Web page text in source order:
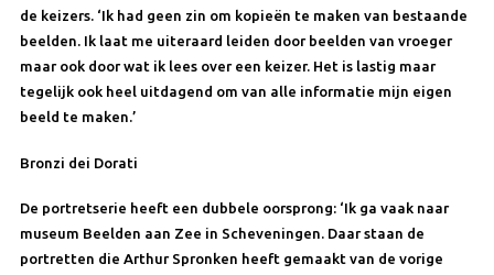
de keizers. ‘Ik had geen zin om kopieën te maken van bestaande
beelden. Ik laat me uiteraard leiden door beelden van vroeger
maar ook door wat ik lees over een keizer. Het is lastig maar
tegelijk ook heel uitdagend om van alle informatie mijn eigen
beeld te maken.’
Bronzi dei Dorati
De portretserie heeft een dubbele oorsprong: ‘Ik ga vaak naar
museum Beelden aan Zee in Scheveningen. Daar staan de
portretten die Arthur Spronken heeft gemaakt van de vorige